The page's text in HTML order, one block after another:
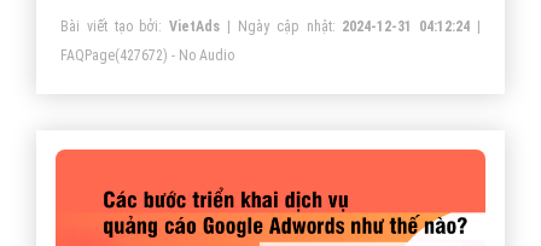
cáo của mình!
Bài viết tạo bởi:VietAds | Ngày cập nhật: 2024-12-31 04:12:24
FAQPage(427672) - No Audio